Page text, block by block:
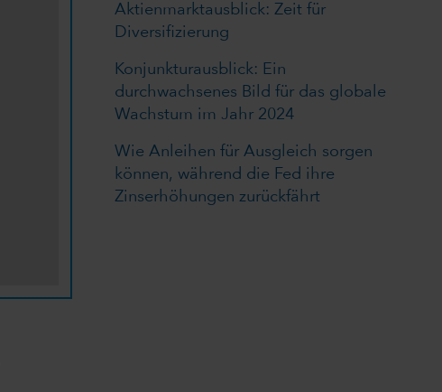
Aktienmarktausblick: Zeit für
Diversifizierung
Konjunkturausblick: Ein
durchwachsenes Bild für das globale
Wachstum im Jahr 2024
Wie Anleihen für Ausgleich sorgen
können, während die Fed ihre
Zinserhöhungen zurückfährt